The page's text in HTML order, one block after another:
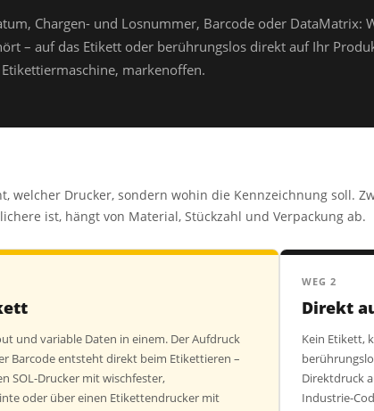
Chargen- und Losnummer, Barcode oder DataMatrix:
– auf das Etikett oder berührungslos direkt auf Ihr
markenoffen.
welcher Drucker, sondern wohin die Kennzeichnung soll.
ist, hängt von Material, Stückzahl und Verpackung ab.
und variable Daten in einem. Der Aufdruck
Barcode entsteht direkt beim Etikettieren –
SOL-Drucker mit wischfester,
oder über einen Etikettendrucker mit
WEG 2
Direkt
Kein Etikett,
Direktdruck
Industrie-